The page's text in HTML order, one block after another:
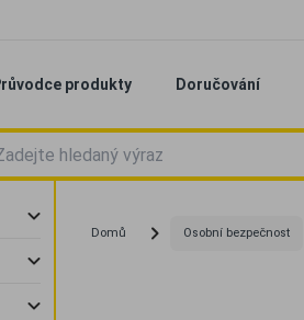
produkty Doručování
Domů Osobní bezpečnost